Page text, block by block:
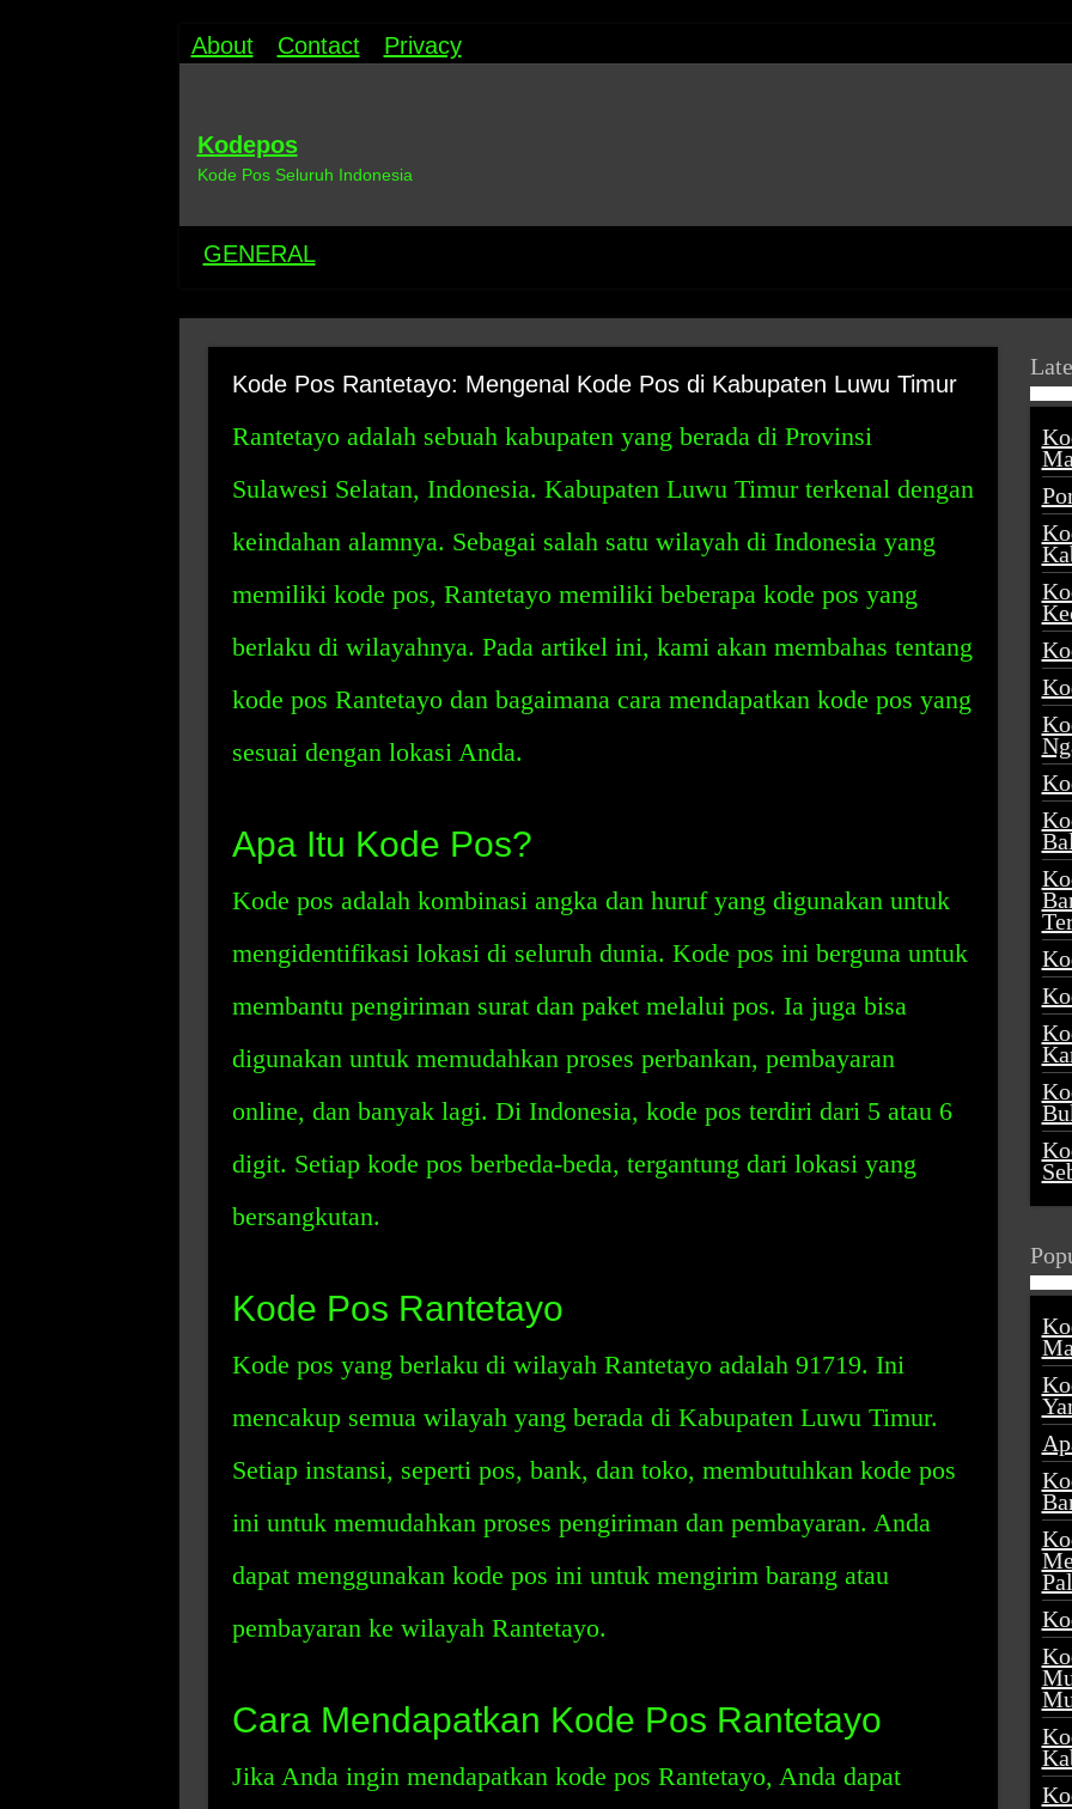
About Contact Privacy
Kodepos
Kode Pos Seluruh Indonesia
GENERAL
Kode Pos Rantetayo: Mengenal Kode Pos di Kabupaten Luwu Timur
Rantetayo adalah sebuah kabupaten yang berada di Provinsi
Sulawesi Selatan, Indonesia. Kabupaten Luwu Timur terkenal dengan
keindahan alamnya. Sebagai salah satu wilayah di Indonesia yang
memiliki kode pos, Rantetayo memiliki beberapa kode pos yang
berlaku di wilayahnya. Pada artikel ini, kami akan membahas tentang
kode pos Rantetayo dan bagaimana cara mendapatkan kode pos yang
sesuai dengan lokasi Anda.
Apa Itu Kode Pos?
Kode pos adalah kombinasi angka dan huruf yang digunakan untuk
mengidentifikasi lokasi di seluruh dunia. Kode pos ini berguna untuk
membantu pengiriman surat dan paket melalui pos. Ia juga bisa
digunakan untuk memudahkan proses perbankan, pembayaran
online, dan banyak lagi. Di Indonesia, kode pos terdiri dari 5 atau 6
digit. Setiap kode pos berbeda-beda, tergantung dari lokasi yang
bersangkutan.
Kode Pos Rantetayo
Kode pos yang berlaku di wilayah Rantetayo adalah 91719. Ini
mencakup semua wilayah yang berada di Kabupaten Luwu Timur.
Setiap instansi, seperti pos, bank, dan toko, membutuhkan kode pos
ini untuk memudahkan proses pengiriman dan pembayaran. Anda
dapat menggunakan kode pos ini untuk mengirim barang atau
pembayaran ke wilayah Rantetayo.
Cara Mendapatkan Kode Pos Rantetayo
Jika Anda ingin mendapatkan kode pos Rantetayo, Anda dapat